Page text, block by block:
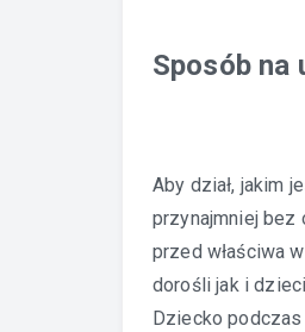
Sposób na
Aby dział, jakim
przynajmniej bez
przed właściwa
dorośli jak i
Dziecko